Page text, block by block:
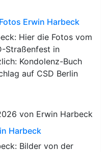
Erwin Harbeck
Hier die Fotos vom
Straßenfest in
Kondolenz-Buch
auf CSD Berlin
Harbeck
Bilder von der